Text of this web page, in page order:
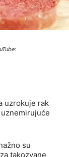
uzrokuje rak
su
takozvane